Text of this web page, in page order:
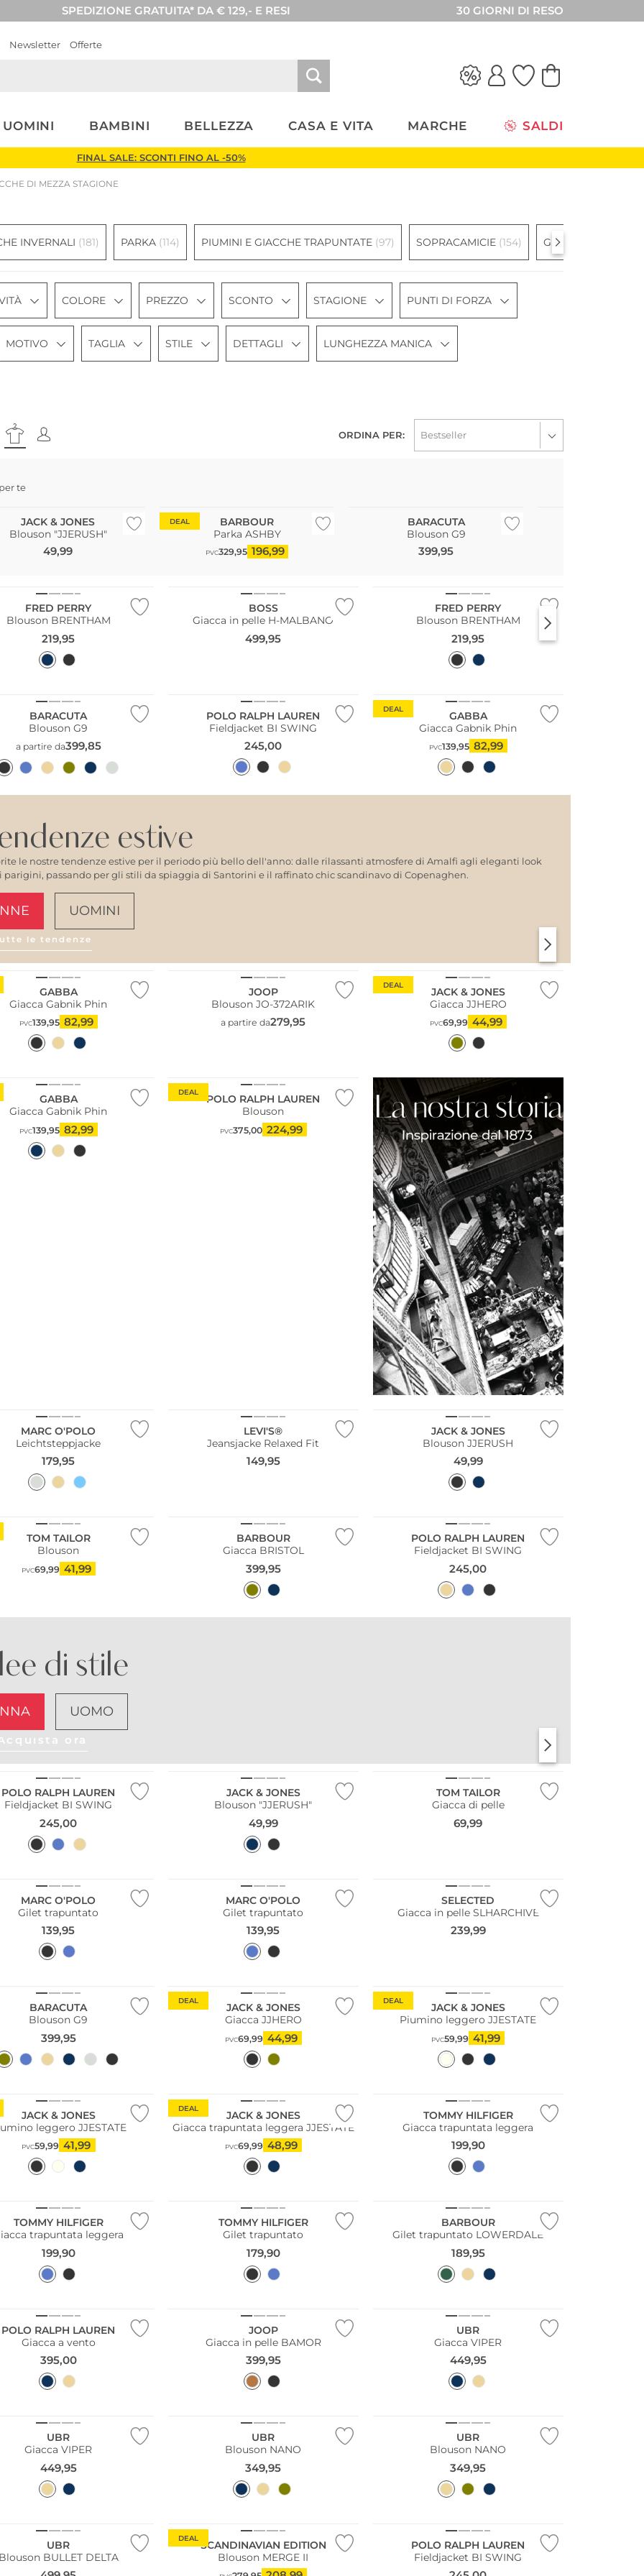
SPEDIZIONE GRATUITA* DA € 129,- E RESI 30 GIORNI DI RESO
Newsletter Offerte
UOMINI BAMBINI BELLEZZA CASA E VITA MARCHE SALDI
FINAL SALE: SCONTI FINO AL -50%
DI MEZZA STAGIONE
INVERNALI (181) PARKA (114) PIUMINI E GIACCHE TRAPUNTATE (97) SOPRACAMICIE (154) GILET IN MAGLIA
COLORE PREZZO SCONTO STAGIONE PUNTI DI FORZA
MOTIVO TAGLIA STILE DETTAGLI LUNGHEZZA MANICA
ORDINA PER:
te
JACK & JONES
Blouson "JJERUSH"
49,99
DEAL
BARBOUR
Parka ASHBY
PVC329,95 196,99
BARACUTA
Blouson G9
399,95
FRED PERRY
Blouson BRENTHAM
219,95
BOSS
Giacca in pelle H-MALBANO
499,95
FRED PERRY
Blouson BRENTHAM
219,95
BARACUTA
Blouson G9
a partire da399,85
POLO RALPH LAUREN
Fieldjacket BI SWING
245,00
DEAL
GABBA
Giacca Gabnik Phin
PVC139,95 82,99
estive
le nostre tendenze estive per il periodo più bello dell'anno: dalle rilassanti atmosfere di Amalfi agli eleganti look
parigini, passando per gli stili da spiaggia di Santorini e il raffinato chic scandinavo di Copenaghen.
UOMINI
le tendenze
GABBA
Giacca Gabnik Phin
PVC139,95 82,99
JOOP
Blouson JO-372ARIK
a partire da279,95
DEAL
JACK & JONES
Giacca JJHERO
PVC69,99 44,99
GABBA
Giacca Gabnik Phin
PVC139,95 82,99
DEAL
POLO RALPH LAUREN
Blouson
PVC375,00 224,99
MARC O'POLO
Leichtsteppjacke
179,95
LEVI'S®
Jeansjacke Relaxed Fit
149,95
Consiglio di moda
Più venduto
JACK & JONES
Blouson JJERUSH
49,99
TOM TAILOR
Blouson
PVC69,99 41,99
BARBOUR
Giacca BRISTOL
399,95
POLO RALPH LAUREN
Fieldjacket BI SWING
245,00
di stile
UOMO
ora
POLO RALPH LAUREN
Fieldjacket BI SWING
245,00
JACK & JONES
Blouson "JJERUSH"
49,99
TOM TAILOR
Giacca di pelle
69,99
MARC O'POLO
Gilet trapuntato
139,95
MARC O'POLO
Gilet trapuntato
139,95
SELECTED
Giacca in pelle SLHARCHIVE
239,99
BARACUTA
Blouson G9
399,95
DEAL
JACK & JONES
Giacca JJHERO
PVC69,99 44,99
DEAL
JACK & JONES
Piumino leggero JJESTATE
PVC59,99 41,99
JACK & JONES
leggero JJESTATE
PVC59,99 41,99
DEAL
JACK & JONES
Giacca trapuntata leggera JJESTATE
PVC69,99 48,99
TOMMY HILFIGER
Giacca trapuntata leggera
199,90
TOMMY HILFIGER
trapuntata leggera
199,90
TOMMY HILFIGER
Gilet trapuntato
179,90
BARBOUR
Gilet trapuntato LOWERDALE
189,95
POLO RALPH LAUREN
Giacca a vento
395,00
JOOP
Giacca in pelle BAMOR
399,95
UBR
Giacca VIPER
449,95
UBR
Giacca VIPER
449,95
UBR
Blouson NANO
349,95
UBR
Blouson NANO
349,95
UBR
Blouson BULLET DELTA
DEAL
SCANDINAVIAN EDITION
Blouson MERGE II
POLO RALPH LAUREN
Fieldjacket BI SWING